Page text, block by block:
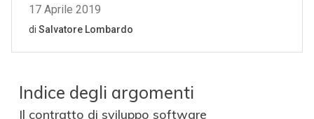
Indice degli argomenti
Il contratto di sviluppo software